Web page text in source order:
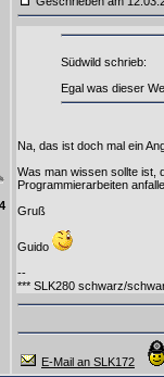
Südwild schrieb:
Egal was dieser
Na, das ist doch mal ein
Was man wissen sollte ist,
Programmierarbeiten
Gruß
Guido
--
*** SLK280 schwarz/
E-Mail an SLK172